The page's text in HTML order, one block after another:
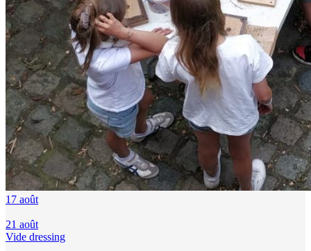
17 août
21 août
Vide dressing